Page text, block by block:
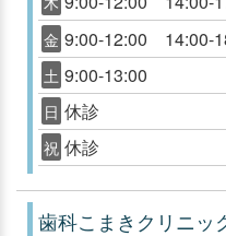
金 9:00-12:00 14:00-
土 9:00-13:00
日 休診
祝 休診
歯科こまきクリニッ